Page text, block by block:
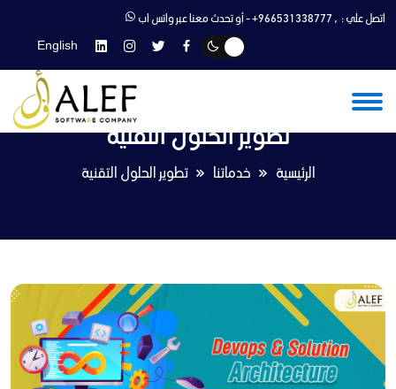
اتصل علي : ,
+966531338777- أو تحدث معنا عبر واتس اب
English
تطوير الحلول التقنية
الرئيسية خدماتنا تطوير الحلول التقنية